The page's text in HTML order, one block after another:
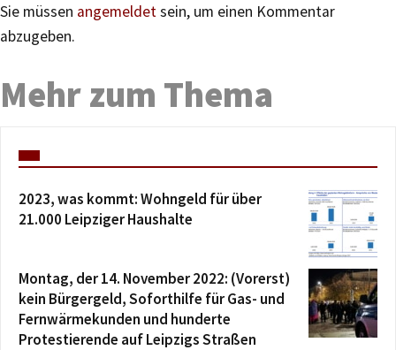
Sie müssen angemeldetsein, um einen Kommentar
abzugeben.
Mehr zum Thema
2023, was kommt: Wohngeld für über
21.000 Leipziger Haushalte
Montag, der 14. November 2022: (Vorerst)
kein Bürgergeld, Soforthilfe für Gas- und
Fernwärmekunden und hunderte
Protestierende auf Leipzigs Straßen